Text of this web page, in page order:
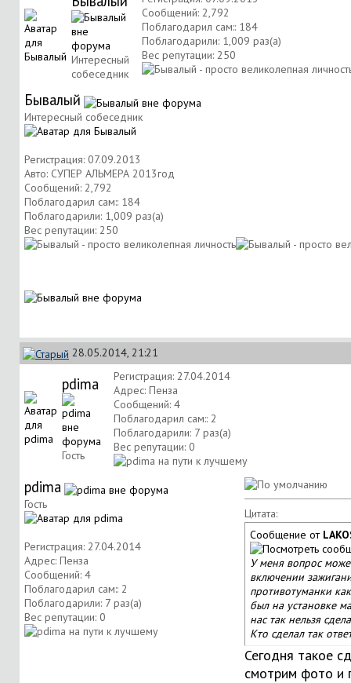
Интересный
собеседник
Сообщений: 2,792
Поблагодарил сам:: 184
Поблагодарили: 1,009 раз(а)
Вес репутации: 250
Бывалый
Интересный собеседник
Регистрация: 07.09.2013
Авто: СУПЕР АЛЬМЕРА 2013год
Сообщений: 2,792
Поблагодарил сам:: 184
Поблагодарили: 1,009 раз(а)
Вес репутации: 250
28.05.2014, 21:21
pdima
Гость
Регистрация: 27.04.2014
Адрес: Пенза
Сообщений: 4
Поблагодарил сам:: 2
Поблагодарили: 7 раз(а)
Вес репутации: 0
pdima
Гость
Регистрация: 27.04.2014
Адрес: Пенза
Сообщений: 4
Поблагодарил сам:: 2
Поблагодарили: 7 раз(а)
Вес репутации: 0
Цитата:
Сообщение от
У меня вопрос
включении
противотуманки
был на установке
нас так нельзя
Кто сделал так
Сегодня такое
смотрим фото и